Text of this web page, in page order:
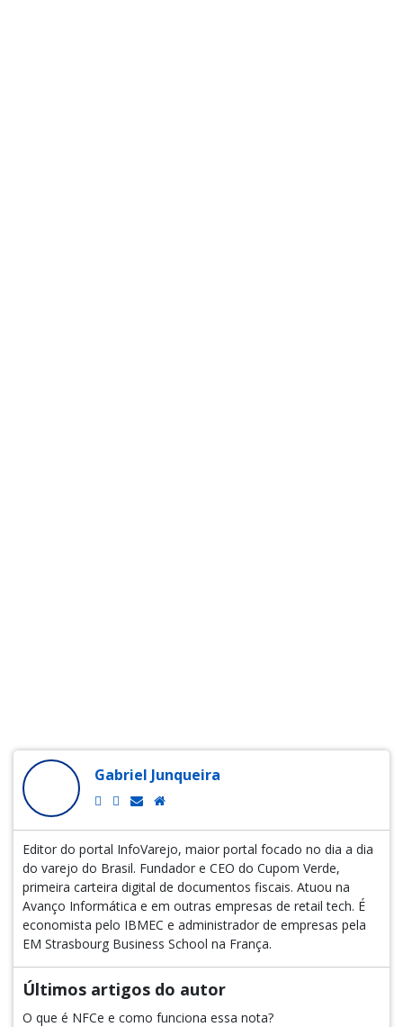
Gabriel Junqueira
Editor do portal InfoVarejo, maior portal focado no dia a dia
do varejo do Brasil. Fundador e CEO do Cupom Verde,
primeira carteira digital de documentos fiscais. Atuou na
Avanço Informática e em outras empresas de retail tech. É
economista pelo IBMEC e administrador de empresas pela
EM Strasbourg Business School na França.
Últimos artigos do autor
O que é NFCe e como funciona essa nota?